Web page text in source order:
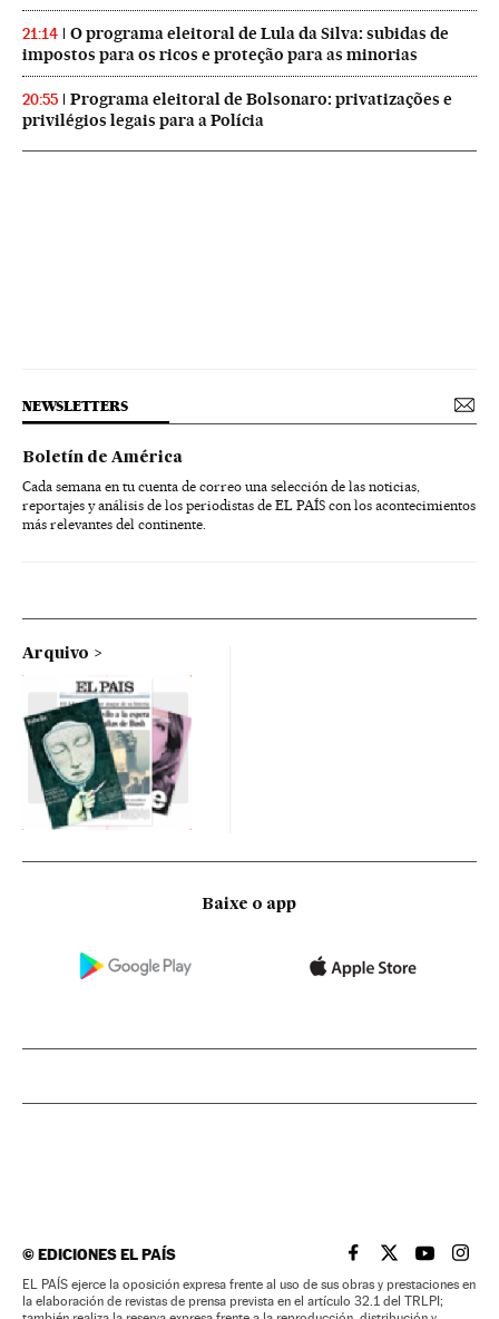
21:14
O programa eleitoral de Lula da Silva: subidas de
impostos para os ricos e proteção para as minorias
20:55
Programa eleitoral de Bolsonaro: privatizações e
privilégios legais para a Polícia
NEWSLETTERS
Boletín de América
Cada semana en tu cuenta de correo una selección de las noticias,
reportajes y análisis de los periodistas de EL PAÍS con los acontecimientos
más relevantes del continente.
Arquivo
Baixe o app
©EDICIONES EL PAÍS EL PAÍS BRASIL EN
EL PAÍSEL PAÍS
EL
EL PAÍS ejerce la oposición expresa frente al uso de sus obras y prestaciones en
la elaboración de revistas de prensa prevista en el artículo 32.1 del TRLPI;